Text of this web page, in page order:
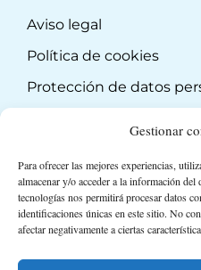
Gestionar
Para ofrecer las mejores experiencias,
almacenar y/o acceder a la información
tecnologías nos permitirá procesar datos
identificaciones únicas en este sitio. No
afectar negativamente a ciertas
Aviso legal
Política de cookies
Protección de datos